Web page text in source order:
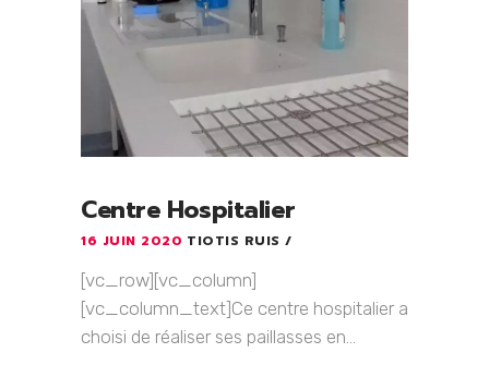
Centre Hospitalier
16 JUIN 2020 TIOTIS RUIS
[vc_row][vc_column]
[vc_column_text]Ce centre hospitalier a
choisi de réaliser ses paillasses en...